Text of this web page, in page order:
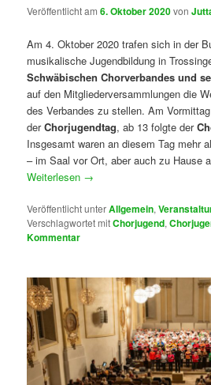
Veröffentlicht am6. Oktober 2020von
Am 4. Oktober 2020 trafen sich in der
musikalische Jugendbildung in
Schwäbischen Chorverbandes und
auf den Mitgliederversammlungen die
des Verbandes zu stellen. Am
derChorjugendtag, ab 13 folgte der
Insgesamt waren an diesem Tag mehr
– im Saal vor Ort, aber auch zu Hause
Weiterlesen →
Veröffentlicht unterAllgemein,
Verschlagwortet mitChorjugend,
Kommentar